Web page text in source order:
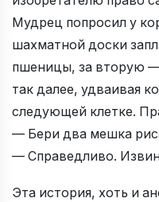
Мудрец попросил у
шахматной доски
пшеницы, за вторую
так далее, удваивая
следующей клетке.
— Бери два мешка
— Справедливо.
Эта история, хоть и